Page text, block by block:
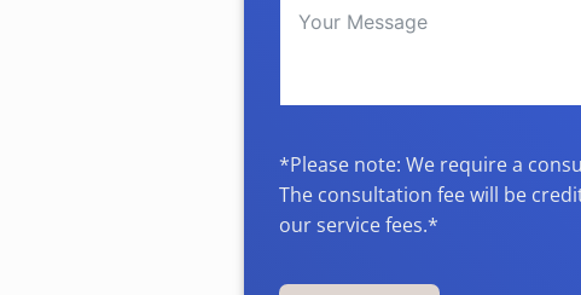
*Please note: We require a
The consultation fee will be
our service fees.*